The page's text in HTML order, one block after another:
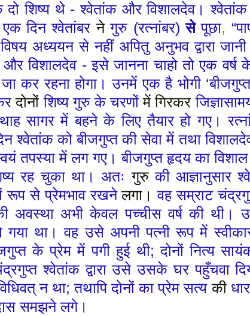
शिष्य थे-श्वेतांक और विशालदेव।
दिन श्वेतांबरनेगुरु (रत्नांबर)से पूछा, “
अध्ययन से नहीं अपितु अनुभव द्वारा
और विशालदेव-इसे जानना चाहो तो एक वर्ष
कर रहना होगा। उनमें एक है भोगी ‘बीजगुप्त
दोनोंशिष्य गुरु के चरणोंमेंगिरकर
सागर में बहने के लिए तैयार हो गए।
श्वेतांक को बीजगुप्त की सेवा में तथा
तपस्या में लग गए। बीजगुप्त हृदय का
रह चुका था। अतःगुरुकी आज्ञानुसार
रूप से प्रेमभाव रखनेलगा। वह सम्राट
अवस्था अभी केवल पच्चीस वर्ष की थी।
गया था। वह उसे अपनी पत्नी रूप में
के प्रेम में पगी हुई थी;दोनों नित्य
श्वेतांक द्वारा उसे उसके घर पहुँचवा
न था;तथापि दोनों का प्रेम सत्यकी
समझने लगे।